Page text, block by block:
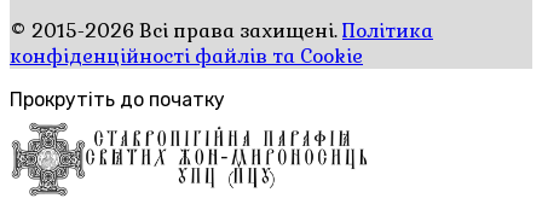
© 2015-2026 Всі права захищені.Політика
конфіденційності файлів та Cookie
Прокрутіть до початку